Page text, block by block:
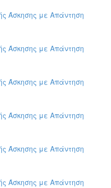
Άσκησης με Απάντηση
Άσκησης με Απάντηση
Άσκησης με Απάντηση
Άσκησης με Απάντηση
Άσκησης με Απάντηση
Άσκησης με Απάντηση